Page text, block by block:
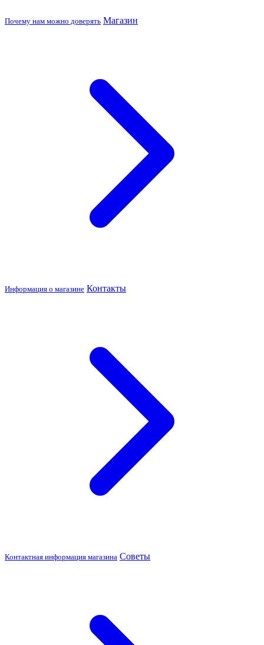
Почему нам можно доверять Магазин
Информация о магазине Контакты
Контактная информация магазина Советы